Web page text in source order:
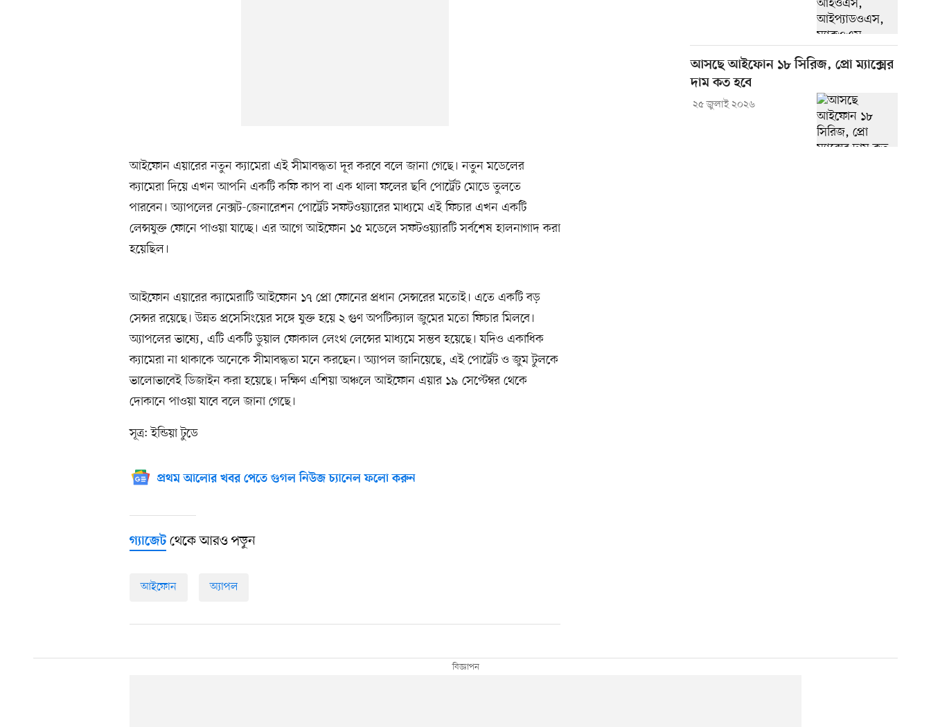
আইফোন এয়ারের নতুন ক্যামেরা এই সীমাবদ্ধতা দূর করবে বলে জানা গেছে। নতুন মডেলের
ক্যামেরা দিয়ে এখন আপনি একটি কফি কাপ বা এক থালা ফলের ছবি পোর্ট্রেট মোডে তুলতে
পারবেন। অ্যাপলের নেক্সট-জেনারেশন পোর্ট্রেট সফটওয়্যারের মাধ্যমে এই ফিচার এখন একটি
লেন্সযুক্ত ফোনে পাওয়া যাচ্ছে। এর আগে আইফোন ১৫ মডেলে সফটওয়্যারটি সর্বশেষ হালনাগাদ করা
হয়েছিল।
আইফোন এয়ারের ক্যামেরাটি আইফোন ১৭ প্রো ফোনের প্রধান সেন্সরের মতোই। এতে একটি বড়
সেন্সর রয়েছে। উন্নত প্রসেসিংয়ের সঙ্গে যুক্ত হয়ে ২ গুণ অপটিক্যাল জুমের মতো ফিচার মিলবে।
অ্যাপলের ভাষ্যে, এটি একটি ডুয়াল ফোকাল লেংথ লেন্সের মাধ্যমে সম্ভব হয়েছে। যদিও একাধিক
ক্যামেরা না থাকাকে অনেকে সীমাবদ্ধতা মনে করছেন। অ্যাপল জানিয়েছে, এই পোর্ট্রেট ও জুম টুলকে
ভালোভাবেই ডিজাইন করা হয়েছে। দক্ষিণ এশিয়া অঞ্চলে আইফোন এয়ার ১৯ সেপ্টেম্বর থেকে
দোকানে পাওয়া যাবে বলে জানা গেছে।
সূত্র: ইন্ডিয়া টুডে
প্রথম আলোর খবর পেতে গুগল নিউজ চ্যানেল ফলো করুন
গ্যাজেটথেকে আরও পড়ুন
আইফোন অ্যাপল
আসছে আইফোন ১৮ সিরিজ, প্রো ম্যাক্সের
দাম কত হবে
২৫ জুলাই ২০২৬